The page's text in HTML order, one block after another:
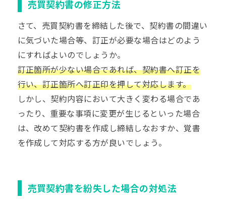
売買契約書の修正方法
さて、売買契約書を締結した後で、契約書の間違い
に気づいた場合等、訂正が必要な場合はどのよう
にすればよいのでしょうか。
訂正箇所が少ない場合であれば、契約書へ訂正を
行い、訂正箇所へ訂正印を押して対応します。
しかし、契約内容において大きく変わる場合であ
ったり、重要な事項に変更が生じるといった場合
は、改めて契約書を作成し締結しなおすか、覚書
を作成して対応する方が良いでしょう。
売買契約書を紛失した場合の対処法